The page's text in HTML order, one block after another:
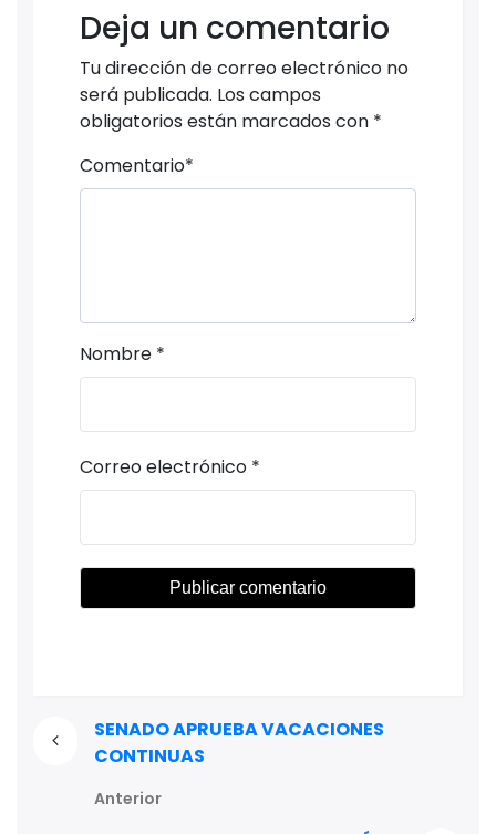
Deja un comentario
Tu dirección de correo electrónico no
será publicada. Los campos
obligatorios están marcados con *
Comentario*
Nombre *
Correo electrónico *
SENADO APRUEBA VACACIONES
CONTINUAS
Anterior